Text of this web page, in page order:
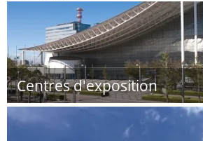
Centres d'exposition